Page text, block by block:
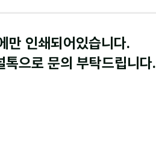
인쇄되어있습니다.
으로 문의 부탁드립니다.